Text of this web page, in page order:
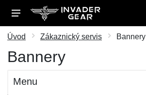
Úvod Zákaznický servis Bannery
Bannery
Menu